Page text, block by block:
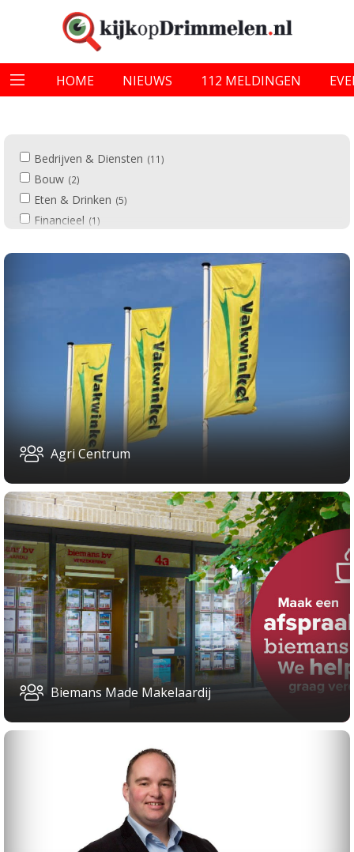
HOME NIEUWS 112 MELDINGEN
Bedrijven & Diensten 11
Bouw 2
Eten & Drinken 5
Financieel 1
Sport & Ontspanning
Zorg & Gemeenschap 4
Agri Centrum
Biemans Made Makelaardij